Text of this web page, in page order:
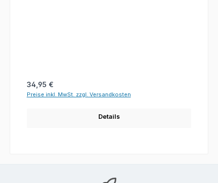
Regulärer Preis:
34,95 €
Preise inkl. MwSt. zzgl. Versandkosten
Details